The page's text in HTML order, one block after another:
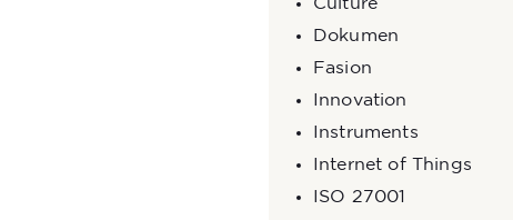
Culture
Dokumen
Fasion
Innovation
Instruments
Internet of Things
ISO 27001